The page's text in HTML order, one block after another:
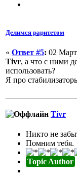
Делимся раритетом
« Ответ #5: 02
Tivr, а что с ними
использовать?
Я про
Tivr
Никто не
Помним тебя.
Topic Author